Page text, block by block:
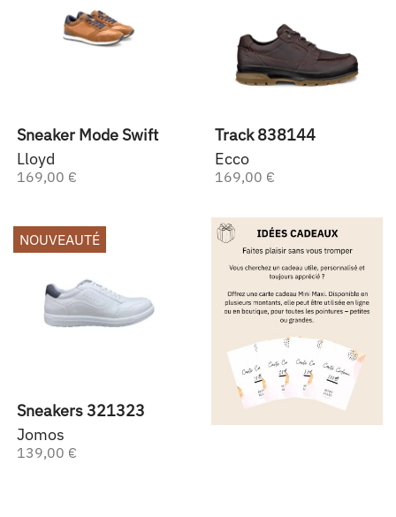
Sneaker Mode Swift
Lloyd
169,00 €
Track 838144
Ecco
169,00 €
Sneakers 321323
Jomos
139,00 €
NOUVEAUTÉ